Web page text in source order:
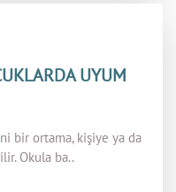
UYUM
bir ortama, kişiye ya da
Okula ba..